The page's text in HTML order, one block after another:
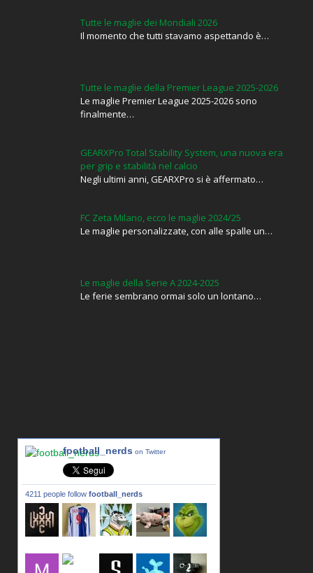
Tutte le maglie dei Mondiali 2026
Il momento che tutti stavamo aspettando è…
Tutte le maglie della Premier League 2025-2026
Le maglie Premier League 2025-2026 sono
finalmente…
GEARXPro Total Stability System, una nuova era
per grip e stabilità nel calcio
Negli ultimi anni, GEARXPro si è affermato…
FC Zeta Milano, ecco le maglie 2024/25
Le maglie personalizzate, con alle spalle un…
Le maglie della Serie A 2024-2025
Le ferie sembrano ormai solo un lontano…
football_nerds on Twitter
4211 people follow football_nerds